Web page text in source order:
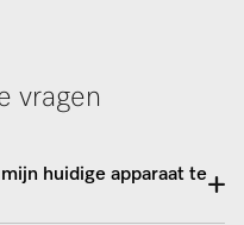
vragen
huidige apparaat te